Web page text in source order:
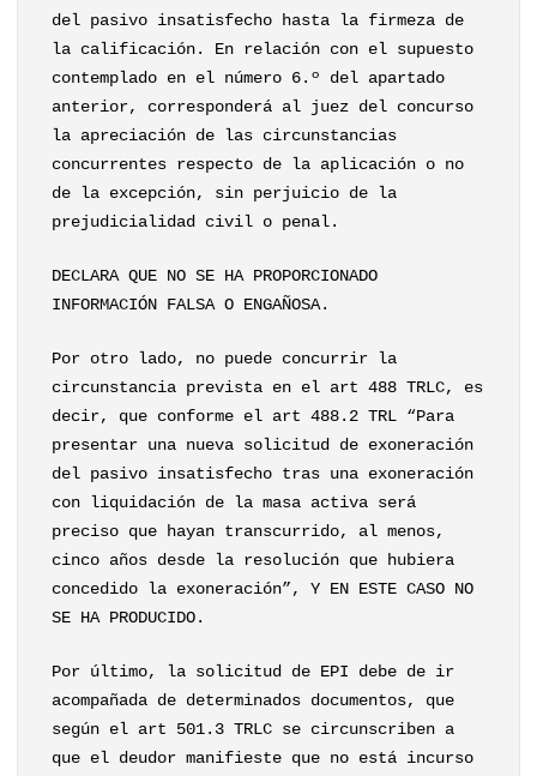
del pasivo insatisfecho hasta la firmeza de
la calificación. En relación con el supuesto
contemplado en el número 6.º del apartado
anterior, corresponderá al juez del concurso
la apreciación de las circunstancias
concurrentes respecto de la aplicación o no
de la excepción, sin perjuicio de la
prejudicialidad civil o penal.
DECLARA QUE NO SE HA PROPORCIONADO
INFORMACIÓN FALSA O ENGAÑOSA.
Por otro lado, no puede concurrir la
circunstancia prevista en el art 488 TRLC, es
decir, que conforme el art 488.2 TRL “Para
presentar una nueva solicitud de exoneración
del pasivo insatisfecho tras una exoneración
con liquidación de la masa activa será
preciso que hayan transcurrido, al menos,
cinco años desde la resolución que hubiera
concedido la exoneración”, Y EN ESTE CASO NO
SE HA PRODUCIDO.
Por último, la solicitud de EPI debe de ir
acompañada de determinados documentos, que
según el art 501.3 TRLC se circunscriben a
que el deudor manifieste que no está incurso